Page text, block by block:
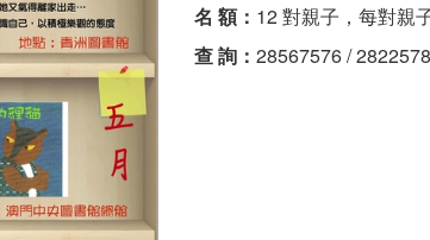
名 額： 12 對親子，每對親
查 詢：28567576 /